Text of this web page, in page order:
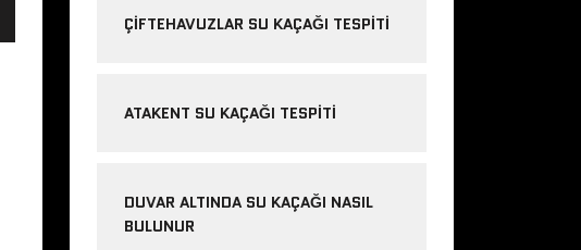
ÇIFTEHAVUZLAR SU KAÇAĞI TESPITI
ATAKENT SU KAÇAĞI TESPITI
DUVAR ALTINDA SU KAÇAĞI NASIL
BULUNUR